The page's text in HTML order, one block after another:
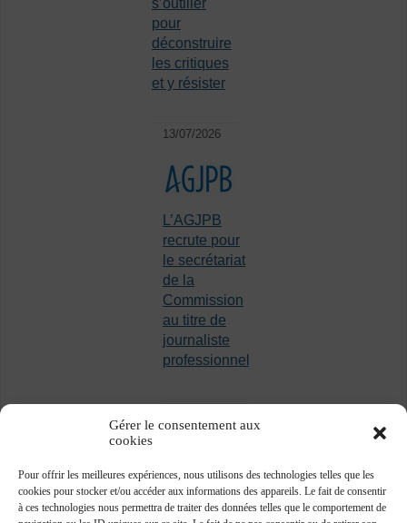
Gérer le consentement aux
cookies
Pour offrir les meilleures expériences, nous utilisons des technologies telles que les
cookies pour stocker et/ou accéder aux informations des appareils. Le fait de consentir
à ces technologies nous permettra de traiter des données telles que le comportement de
s’outiller
pour
déconstruire
les critiques
et y résister
13/07/2026
L’AGJPB
recrute pour
le secrétariat
de la
Commission
au titre de
journaliste
professionnel